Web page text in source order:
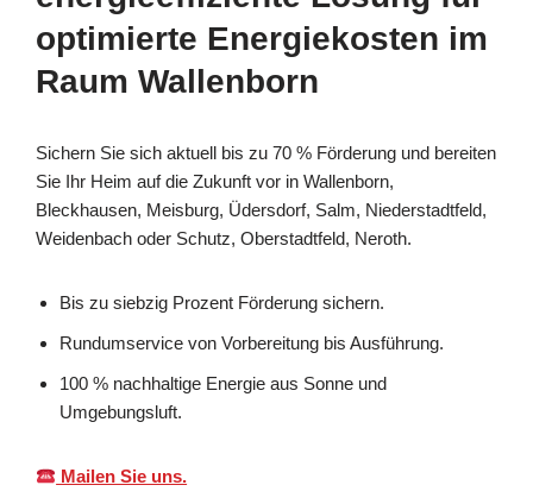
optimierte Energiekosten im
Raum Wallenborn
Sichern Sie sich aktuell bis zu 70 % Förderung und bereiten
Sie Ihr Heim auf die Zukunft vor in Wallenborn,
Bleckhausen, Meisburg, Üdersdorf, Salm, Niederstadtfeld,
Weidenbach oder Schutz, Oberstadtfeld, Neroth.
Bis zu siebzig Prozent Förderung sichern.
Rundumservice von Vorbereitung bis Ausführung.
100 % nachhaltige Energie aus Sonne und
Umgebungsluft.
Mailen Sie uns.